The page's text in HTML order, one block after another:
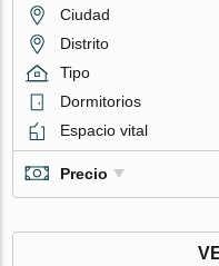
Ciudad
Distrito
Tipo
Dormitorios
Espacio vital
Precio